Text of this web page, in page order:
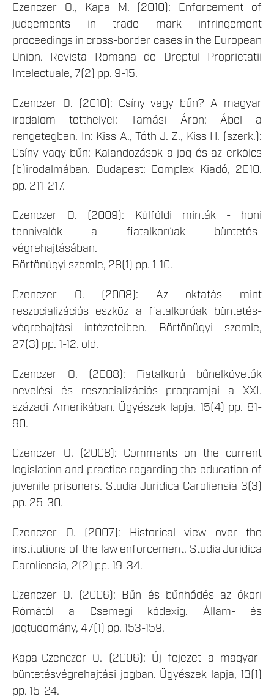
Czenczer O., Kapa M. (2010): Enforcement of
judgements in trade mark infringement
proceedings in cross-border cases in the European
Union. Revista Romana de Dreptul Proprietatii
Intelectuale, 7(2) pp. 9-15.
Czenczer O. (2010): Csíny vagy bűn? A magyar
irodalom tetthelyei: Tamási Áron: Ábel a
rengetegben. In: Kiss A., Tóth J. Z., Kiss H. (szerk.):
Csíny vagy bűn: Kalandozások a jog és az erkölcs
(b)irodalmában. Budapest: Complex Kiadó, 2010.
pp. 211-217.
Czenczer O. (2009): Külföldi minták - honi
tennivalók a fiatalkorúak büntetés-
végrehajtásában.
Börtönügyi szemle, 28(1) pp. 1-10.
Czenczer O. (2008): Az oktatás mint
reszocializációs eszköz a fiatalkorúak büntetés-
végrehajtási intézeteiben. Börtönügyi szemle,
27(3) pp. 1-12. old.
Czenczer O. (2008): Fiatalkorú bűnelkövetők
nevelési és reszocializációs programjai a XXI.
századi Amerikában. Ügyészek lapja, 15(4) pp. 81-
90.
Czenczer O. (2008): Comments on the current
legislation and practice regarding the education of
juvenile prisoners. Studia Juridica Caroliensia 3(3)
pp. 25-30.
Czenczer O. (2007): Historical view over the
institutions of the law enforcement. Studia Juridica
Caroliensia, 2(2) pp. 19-34.
Czenczer O. (2006): Bűn és bűnhődés az ókori
Rómától a Csemegi kódexig. Állam- és
jogtudomány, 47(1) pp. 153-159.
Kapa-Czenczer O. (2006): Új fejezet a magyar-
büntetésvégrehajtási jogban. Ügyészek lapja, 13(1)
pp. 15-24.